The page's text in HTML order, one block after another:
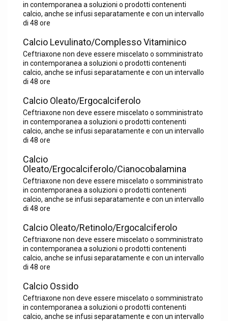
in contemporanea a soluzioni o prodotti contenenti
calcio, anche se infusi separatamente e con un intervallo
di 48 ore
Calcio Levulinato/Complesso Vitaminico
Ceftriaxone non deve essere miscelato o somministrato
in contemporanea a soluzioni o prodotti contenenti
calcio, anche se infusi separatamente e con un intervallo
di 48 ore
Calcio Oleato/Ergocalciferolo
Ceftriaxone non deve essere miscelato o somministrato
in contemporanea a soluzioni o prodotti contenenti
calcio, anche se infusi separatamente e con un intervallo
di 48 ore
Calcio
Oleato/Ergocalciferolo/Cianocobalamina
Ceftriaxone non deve essere miscelato o somministrato
in contemporanea a soluzioni o prodotti contenenti
calcio, anche se infusi separatamente e con un intervallo
di 48 ore
Calcio Oleato/Retinolo/Ergocalciferolo
Ceftriaxone non deve essere miscelato o somministrato
in contemporanea a soluzioni o prodotti contenenti
calcio, anche se infusi separatamente e con un intervallo
di 48 ore
Calcio Ossido
Ceftriaxone non deve essere miscelato o somministrato
in contemporanea a soluzioni o prodotti contenenti
calcio, anche se infusi separatamente e con un intervallo